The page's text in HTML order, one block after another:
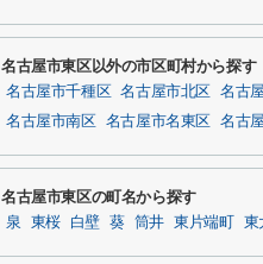
名古屋市東区以外の市区町村から探す
名古屋市千種区 名古屋市北区 名古
名古屋市南区
名古屋市名東区 名古
名古屋市東区の町名から探す
泉 東桜 白壁 葵 筒井 東片端町 東